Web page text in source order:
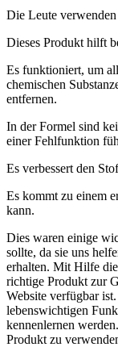
Die Leute
Dieses Produkt hilft
Es funktioniert, um
chemischen
entfernen.
In der Formel sind
einer Fehlfunktion
Es verbessert den
Es kommt zu einem
kann.
Dies waren einige
sollte, da sie uns
erhalten. Mit Hilfe
richtige Produkt zur
Website verfügbar
lebenswichtigen
kennenlernen
Produkt zu